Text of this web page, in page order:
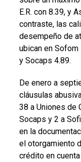
E.R. con 8.39, y
contraste, las
desempeño de
ubican en Sofom
y Socaps 4.89.
De enero a
cláusulas
38 a Uniones de
Socaps y 2 a
en la
el otorgamiento
crédito en